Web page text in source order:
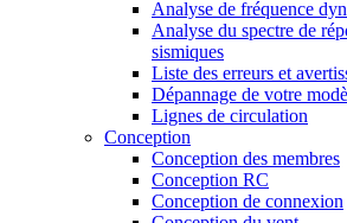
Analyse de fréquence
Analyse du spectre de
sismiques
Liste des erreurs et
Dépannage de votre
Lignes de circulation
Conception
Conception des membres
Conception RC
Conception de connexion